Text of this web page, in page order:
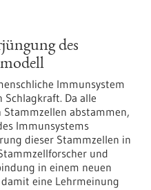
des
Immunsystem
Da alle
abstammen,
Immunsystems
dieser Stammzellen in
und
in einem neuen
eine Lehrmeinung